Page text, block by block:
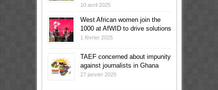
10 avril 2025
West African women join the
1000 at AfWID to drive solutions
1 février 2025
TAEF concerned about impunity
against journalists in Ghana
27 janvier 2025